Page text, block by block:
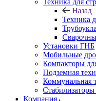
Техника для
Назад
Техника
Установки ГНБ
Мобильные
Компакторы
Подземная
Коммунальная
Стабилизаторы
Компания